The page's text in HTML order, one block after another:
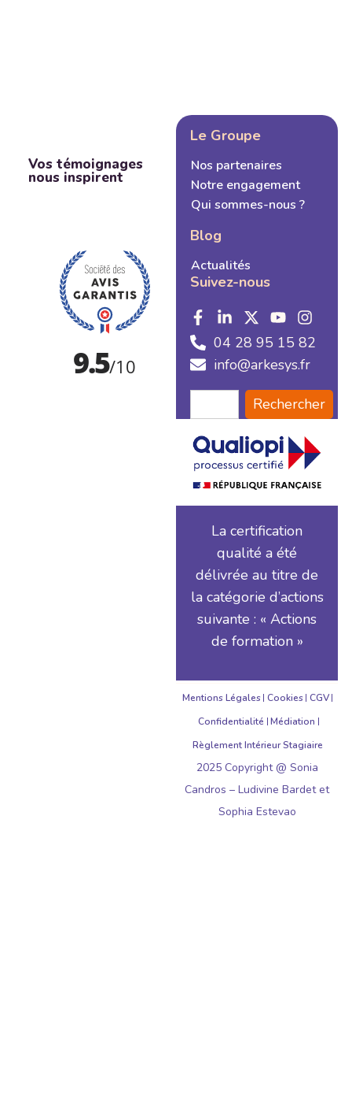
Vos témoignages
nous inspirent
Le Groupe
Nos partenaires
Notre engagement
Qui sommes-nous ?
Blog
Actualités
Suivez-nous
04 28 95 15 82
info@arkesys.fr
Rechercher
La certification
qualité a été
délivrée au titre de
la catégorie d’actions
suivante : « Actions
de formation »
Mentions Légales Cookies CGV
Confidentialité Médiation
Règlement Intérieur Stagiaire
2025 Copyright @ Sonia
Candros – Ludivine Bardet et
Sophia Estevao